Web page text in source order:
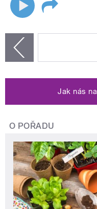
Jak nás
O POŘADU